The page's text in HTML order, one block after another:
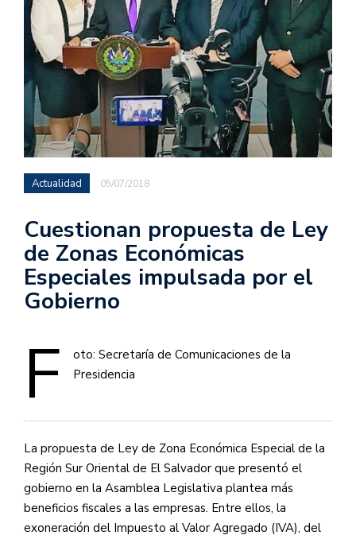
Actualidad 05/07/2018
Cuestionan propuesta de Ley
de Zonas Económicas
Especiales impulsada por el
Gobierno
F
oto: Secretaría de Comunicaciones de la
Presidencia
La propuesta de Ley de Zona Económica Especial de la
Región Sur Oriental de El Salvador que presentó el
gobierno en la Asamblea Legislativa plantea más
beneficios fiscales a las empresas. Entre ellos, la
exoneración del Impuesto al Valor Agregado (IVA), del